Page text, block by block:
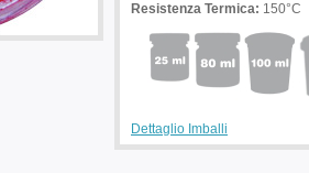
Resistenza Termica: 150°C
Dettaglio Imballi